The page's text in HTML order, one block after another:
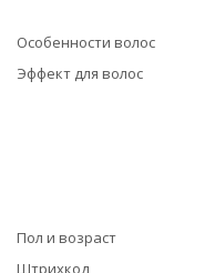
Особенности волос
Эффект для волос
Пол и возраст
Штрихкод